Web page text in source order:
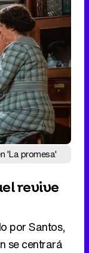
'La promesa'
revive
por Santos,
se centrará